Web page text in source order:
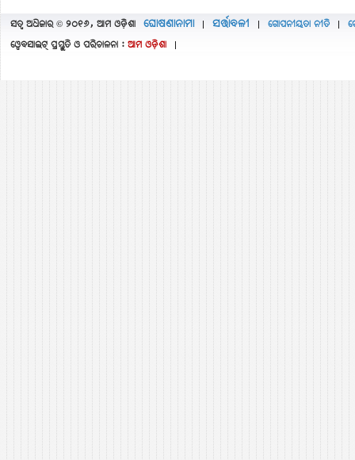
ସତ୍ବ ଅଧିକାର © ୨୦୧୬, ଆମ ଓଡ଼ିଶା ଘୋଷଣାନାମା | ସର୍ତ୍ତାବଳୀ | ଗୋପନୀୟତା ନୀତି |
ୱେବସାଇଟ୍ ପ୍ରସ୍ତୁତି ଓ ପରିଚାଳନା : ଆମ ଓଡ଼ିଶା |